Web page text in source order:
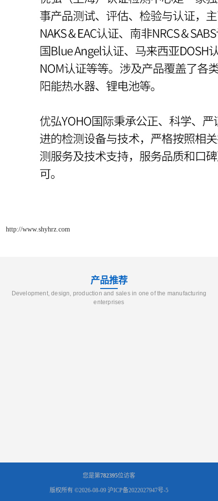
http://www.shyhrz.com
产品推荐
Development, design, production and sales in one of the manufacturing
enterprises
您是第782395位访客
版权所有 ©2026-08-09 沪ICP备2022027947号-5